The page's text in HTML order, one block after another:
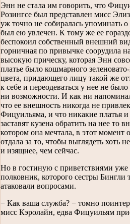
Энн не стала им говорить, что
Розингсе был представлен мисс
уж точно не собиралась упоминать
был ею увлечен. К тому же ее
беспокоил собственный внешний
горничная по привычке соорудила
высокую прическу, которая Энн
платье было кошмарного
цвета, придающего лицу такой же
к себе и переодеваться у нее не
ни возможности. И как ни
что ее внешность никогда не
Фицуильяма, и что никакие платья
заставят кузена обратить на нее то
котором она мечтала, в этот момент
отдала за то, чтобы выглядеть хоть
и изящнее, чем сейчас.
Но в гостиную с приветствиями уже
полковник, которого сестры Бингли
атаковали вопросами.
− Как ваша служба? − томно
мисс Кэролайн, едва Фицуильям